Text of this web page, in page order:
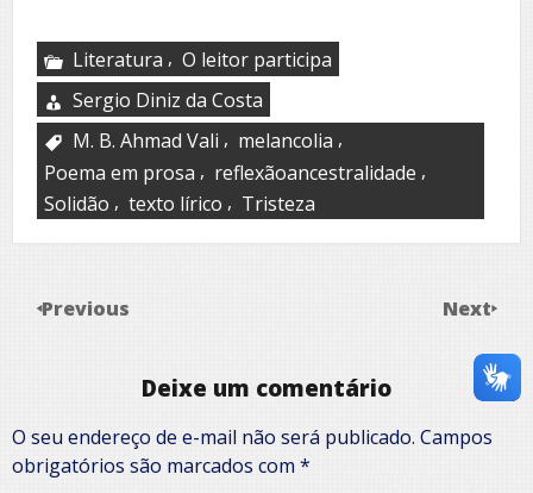
Literatura , O leitor participa
Sergio Diniz da Costa
M. B. Ahmad Vali , melancolia ,
Poema em prosa , reflexãoancestralidade ,
Solidão , texto lírico , Tristeza
Previous Next
Deixe um comentário
O seu endereço de e-mail não será publicado. Campos
obrigatórios são marcados com *